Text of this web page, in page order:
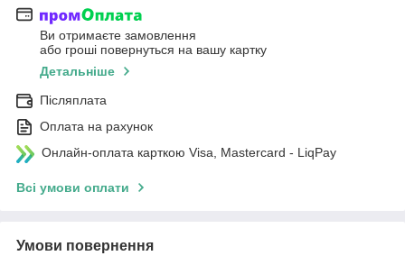
Ви отримаєте замовлення
або гроші повернуться на вашу картку
Детальніше
Післяплата
Оплата на рахунок
Онлайн-оплата карткою Visa, Mastercard - LiqPay
Всі умови оплати
Умови повернення